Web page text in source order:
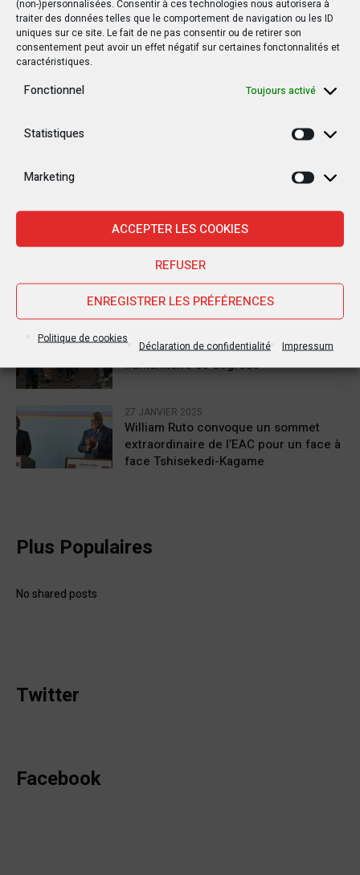
(non-)personnalisées. Consentir à ces technologies nous autorisera à
traiter des données telles que le comportement de navigation ou les ID
uniques sur ce site. Le fait de ne pas consentir ou de retirer son
consentement peut avoir un effet négatif sur certaines fonctonnalités et
caractéristiques.
Fonctionnel Toujours activé
Statistiques
Marketing
ACCEPTER LES COOKIES
REFUSER
ENREGISTRER LES PRÉFÉRENCES
Politique de cookies
Déclaration de confidentialité Impressum
Kisangani : Une ville riche en eaux mais en
manque d’électricité
24 janvier 2025
Populaire
Commentaires
30 JANVIER 2025
Jean-Noël Barrot, chef de la
diplomatie française en RDC : une
visite sous haute tension
28 JANVIER 2025
Goma sous le feu : la situation
humanitaire se dégrade
27 JANVIER 2025
William Ruto convoque un sommet
extraordinaire de l’EAC pour un face à
face Tshisekedi-Kagame
Plus Populaires
No shared posts
Twitter
Facebook